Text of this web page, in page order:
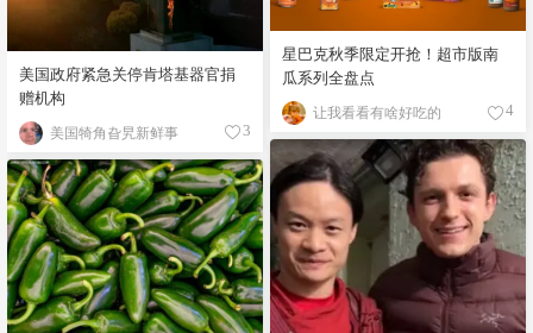
美国政府紧急关停肯塔基器官捐
赠机构
美国犄角旮旯新鲜事 3
星巴克秋季限定开抢！超市版南
瓜系列全盘点
让我看看有啥好吃的 4